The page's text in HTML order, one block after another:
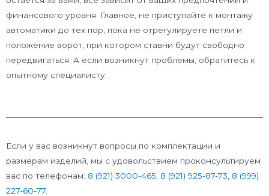
финансового уровня. Главное, не приступайте к монтажу
автоматики до тех пор, пока не отрегулируете петли и
положение ворот, при котором ставни будут свободно
передвигаться. А если возникнут проблемы, обратитесь к
опытному специалисту.
Если у вас возникнут вопросы по комплектации и
размерам изделий, мы с удовольствием проконсультируем
вас по телефонам: 8 (921) 3000-465, 8 (921) 925-87-73 8 (999)
227-60-77